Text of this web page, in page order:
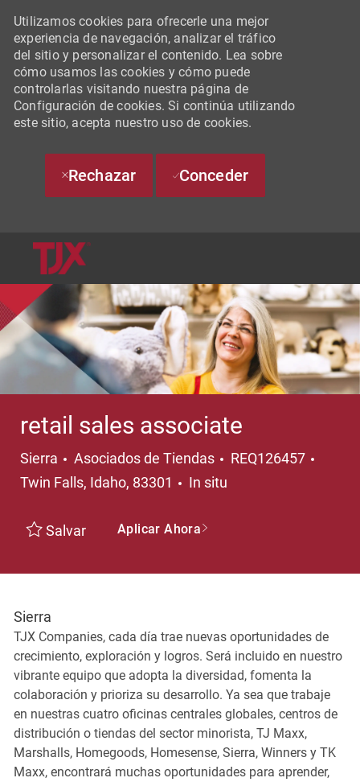
Utilizamos cookies para ofrecerle una mejor
experiencia de navegación, analizar el tráfico
del sitio y personalizar el contenido. Lea sobre
cómo usamos las cookies y cómo puede
controlarlas visitando nuestra página de
Configuración de cookies. Si continúa utilizando
este sitio, acepta nuestro uso de cookies.
Rechazar Conceder
retail sales associate
Sierra Categoría
Asociados de Tiendas REQ126457
Twin Falls, Idaho, 83301
In situ
Salvar Aplicar Ahora
Sierra
TJX Companies, cada día trae nuevas oportunidades de
crecimiento, exploración y logros. Será incluido en nuestro
vibrante equipo que adopta la diversidad, fomenta la
colaboración y prioriza su desarrollo. Ya sea que trabaje
en nuestras cuatro oficinas centrales globales, centros de
distribución o tiendas del sector minorista, TJ Maxx,
Marshalls, Homegoods, Homesense, Sierra, Winners y TK
Maxx, encontrará muchas oportunidades para aprender,